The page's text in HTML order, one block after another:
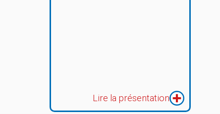
Lire la présentation